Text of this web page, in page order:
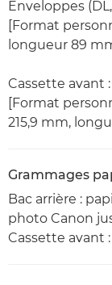
Enveloppes
[Format
longueur 89
Cassette avant
[Format
215,9 mm,
Grammages
Bac arrière :
photo Canon
Cassette avant